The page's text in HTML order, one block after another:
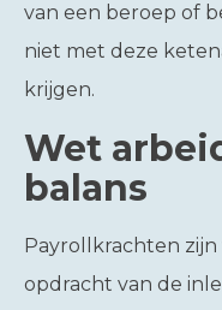
van een beroep of
niet met deze
krijgen.
Wet
balans
Payrollkrachten
opdracht van de